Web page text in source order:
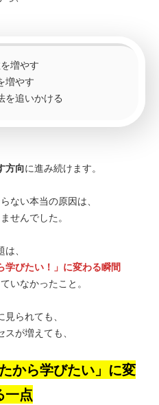
増やす
増やす
を追いかける
方向に進み続けます。
ない本当の原因は、
せんでした。
は、
学びたい！」に変わる瞬間
いなかったこと。
られても、
が増えても、
から学びたい」に変
一点